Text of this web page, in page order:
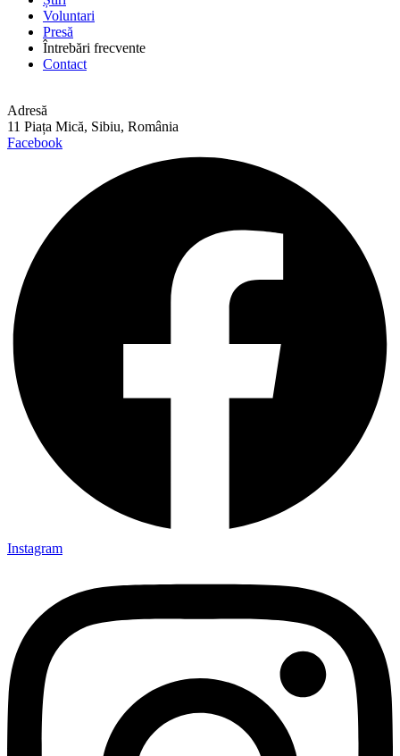
Voluntari
Presă
Întrebări frecvente
Contact
Adresă
11 Piața Mică, Sibiu, România
Facebook
Instagram